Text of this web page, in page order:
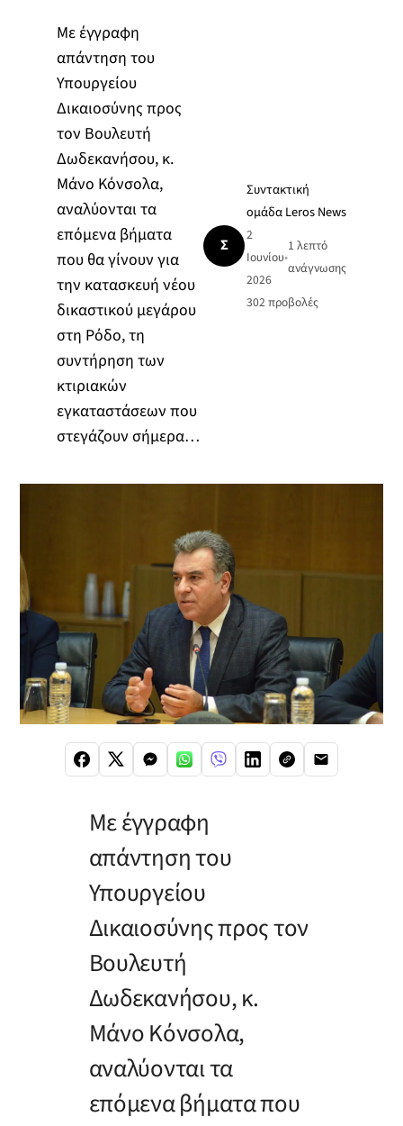
Με έγγραφη
απάντηση του
Υπουργείου
Δικαιοσύνης προς
τον Βουλευτή
Δωδεκανήσου, κ.
Μάνο Κόνσολα,
αναλύονται τα
επόμενα βήματα
που θα γίνουν για
την κατασκευή νέου
δικαστικού μεγάρου
στη Ρόδο, τη
συντήρηση των
κτιριακών
εγκαταστάσεων που
στεγάζουν σήμερα…
Σ
Συντακτική
ομάδα Leros News
2
Ιουνίου
2026
•
1 λεπτό
ανάγνωσης
302 προβολές
Με έγγραφη
απάντηση του
Υπουργείου
Δικαιοσύνης προς τον
Βουλευτή
Δωδεκανήσου, κ.
Μάνο Κόνσολα,
αναλύονται τα
επόμενα βήματα που